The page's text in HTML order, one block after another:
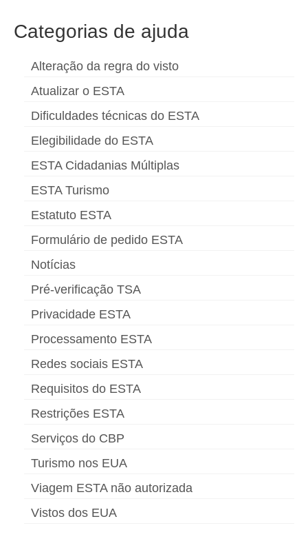
Categorias de ajuda
Alteração da regra do visto
Atualizar o ESTA
Dificuldades técnicas do ESTA
Elegibilidade do ESTA
ESTA Cidadanias Múltiplas
ESTA Turismo
Estatuto ESTA
Formulário de pedido ESTA
Notícias
Pré-verificação TSA
Privacidade ESTA
Processamento ESTA
Redes sociais ESTA
Requisitos do ESTA
Restrições ESTA
Serviços do CBP
Turismo nos EUA
Viagem ESTA não autorizada
Vistos dos EUA